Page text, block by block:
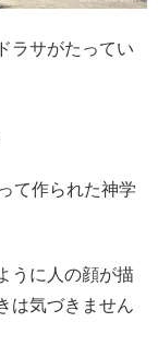
ラサがたってい
て作られた神学
うに人の顔が描
は気づきません